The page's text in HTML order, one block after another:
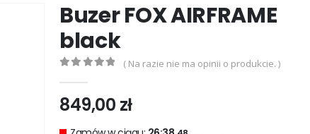
Buzer FOX AIRFRAME
black
( Na razie nie ma opinii o produkcie. )
849,00 zł